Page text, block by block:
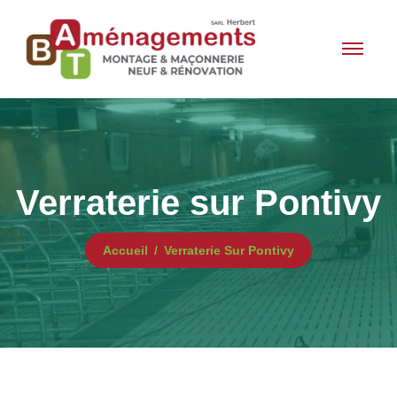
Verraterie sur Pontivy
Accueil Verraterie Sur Pontivy